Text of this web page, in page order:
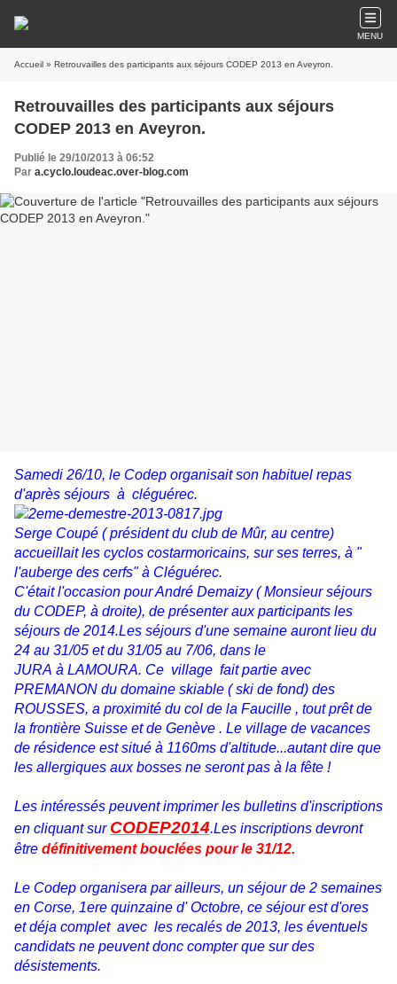
MENU
Accueil » Retrouvailles des participants aux séjours CODEP 2013 en Aveyron.
Retrouvailles des participants aux séjours
CODEP 2013 en Aveyron.
Publié le 29/10/2013 à 06:52
Par a.cyclo.loudeac.over-blog.com
Samedi 26/10, le Codep organisait son habituel repas
d'après séjours à cléguérec.
Serge Coupé ( président du club de Mûr, au centre)
accueillait les cyclos costarmoricains, sur ses terres, à "
l'auberge des cerfs" à Cléguérec.
C'était l'occasion pour André Demaizy ( Monsieur séjours
du CODEP, à droite), de présenter aux participants les
séjours de 2014.Les séjours d'une semaine auront lieu du
24 au 31/05 et du 31/05 au 7/06, dans le
JURA à LAMOURA. Ce village fait partie avec
PREMANON du domaine skiable ( ski de fond) des
ROUSSES, a proximité du col de la Faucille , tout prêt de
la frontière Suisse et de Genève . Le village de vacances
de résidence est situé à 1160ms d'altitude...autant dire que
les allergiques aux bosses ne seront pas à la fête !
Les intéressés peuvent imprimer les bulletins d'inscriptions
en cliquant sur CODEP2014.Les inscriptions devront
être définitivement bouclées pour le 31/12.
Le Codep organisera par ailleurs, un séjour de 2 semaines
en Corse, 1ere quinzaine d' Octobre, ce séjour est d'ores
et déja complet avec les recalés de 2013, les éventuels
candidats ne peuvent donc compter que sur des
désistements.